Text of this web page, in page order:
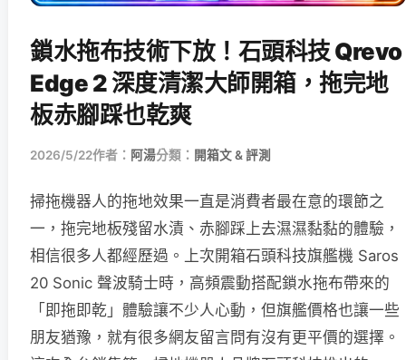
鎖水拖布技術下放！石頭科技 Qrevo
Edge 2 深度清潔大師開箱，拖完地
板赤腳踩也乾爽
2026/5/22作者： 阿湯分類： 開箱文 & 評測
掃拖機器人的拖地效果一直是消費者最在意的環節之
一，拖完地板殘留水漬、赤腳踩上去濕濕黏黏的體驗，
相信很多人都經歷過。上次開箱石頭科技旗艦機 Saros
20 Sonic 聲波騎士時，高頻震動搭配鎖水拖布帶來的
「即拖即乾」體驗讓不少人心動，但旗艦價格也讓一些
朋友猶豫，就有很多網友留言問有沒有更平價的選擇。